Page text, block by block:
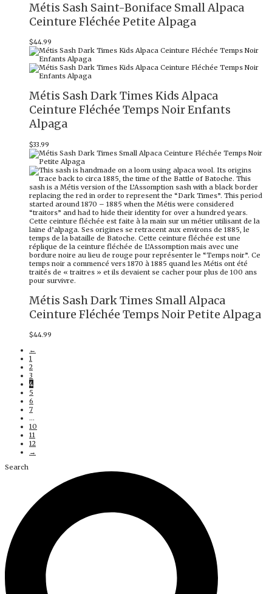
Métis Sash Saint-Boniface Small Alpaca
Ceinture Fléchée Petite Alpaga
$44.99
Métis Sash Dark Times Kids Alpaca
Ceinture Fléchée Temps Noir Enfants
Alpaga
$33.99
Métis Sash Dark Times Small Alpaca
Ceinture Fléchée Temps Noir Petite Alpaga
$44.99
←
1
2
3
4
5
6
7
…
10
11
12
→
Search